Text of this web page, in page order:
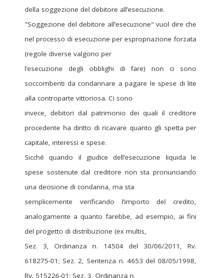
della soggezione del debitore all’esecuzione.
"Soggezione del debitore all’esecuzione" vuol dire che
nel processo di esecuzione per espropriazione forzata
(regole diverse valgono per
l’esecuzione degli obblighi di fare) non ci sono
soccombenti da condannare a pagare le spese di lite
alla controparte vittoriosa. Ci sono
invece, debitori dal patrimonio dei quali il creditore
procedente ha diritto di ricavare quanto gli spetta per
capitale, interessi e spese.
Sicché quando il giudice dell’esecuzione liquida le
spese sostenute dal creditore non sta pronunciando
una decisione di condanna, ma sta
semplicemente verificando l’importo del credito,
analogamente a quanto farebbe, ad esempio, ai fini
del progetto di distribuzione (ex multis,
Sez. 3, Ordinanza n. 14504 del 30/06/2011, Rv.
618275-01; Sez. 2, Sentenza n. 4653 del 08/05/1998,
Rv. 515226-01; Sez. 3, Ordinanza n.